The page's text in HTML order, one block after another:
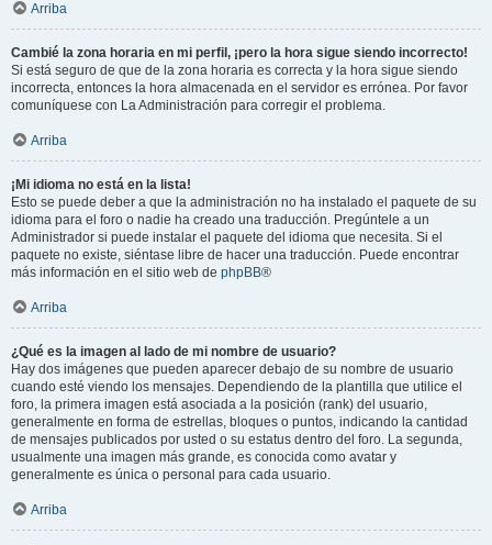
Arriba
Cambié la zona horaria en mi perfil, ¡pero la hora sigue siendo incorrecto!
Si está seguro de que de la zona horaria es correcta y la hora sigue siendo
incorrecta, entonces la hora almacenada en el servidor es errónea. Por favor
comuníquese con La Administración para corregir el problema.
Arriba
¡Mi idioma no está en la lista!
Esto se puede deber a que la administración no ha instalado el paquete de su
idioma para el foro o nadie ha creado una traducción. Pregúntele a un
Administrador si puede instalar el paquete del idioma que necesita. Si el
paquete no existe, siéntase libre de hacer una traducción. Puede encontrar
más información en el sitio web de phpBB®
Arriba
¿Qué es la imagen al lado de mi nombre de usuario?
Hay dos imágenes que pueden aparecer debajo de su nombre de usuario
cuando esté viendo los mensajes. Dependiendo de la plantilla que utilice el
foro, la primera imagen está asociada a la posición (rank) del usuario,
generalmente en forma de estrellas, bloques o puntos, indicando la cantidad
de mensajes publicados por usted o su estatus dentro del foro. La segunda,
usualmente una imagen más grande, es conocida como avatar y
generalmente es única o personal para cada usuario.
Arriba